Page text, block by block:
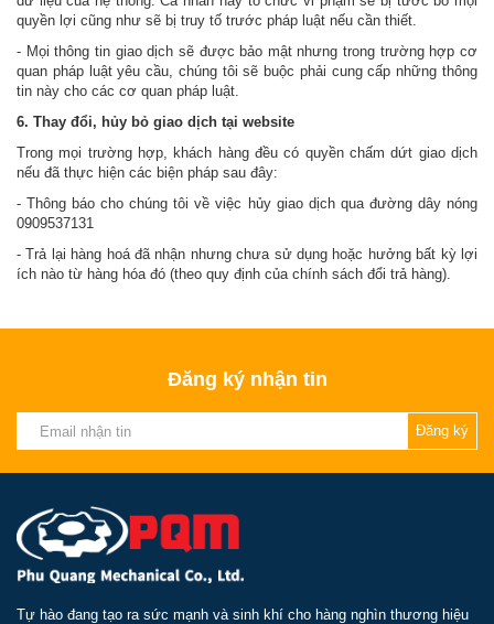
quyền lợi cũng như sẽ bị truy tố trước pháp luật nếu cần thiết.
- Mọi thông tin giao dịch sẽ được bảo mật nhưng trong trường hợp cơ
quan pháp luật yêu cầu, chúng tôi sẽ buộc phải cung cấp những thông
tin này cho các cơ quan pháp luật.
6. Thay đổi, hủy bỏ giao dịch tại website
Trong mọi trường hợp, khách hàng đều có quyền chấm dứt giao dịch
nếu đã thực hiện các biện pháp sau đây:
- Thông báo cho chúng tôi về việc hủy giao dịch qua đường dây nóng
0909537131
- Trả lại hàng hoá đã nhận nhưng chưa sử dụng hoặc hưởng bất kỳ lợi
ích nào từ hàng hóa đó (theo quy định của chính sách đổi trả hàng).
Đăng ký nhận tin
Đăng ký
Tự hào đang tạo ra sức mạnh và sinh khí cho hàng nghìn thương hiệu